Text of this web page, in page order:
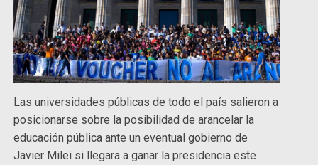
Las universidades públicas de todo el país salieron a
posicionarse sobre la posibilidad de arancelar la
educación pública ante un eventual gobierno de
Javier Milei si llegara a ganar la presidencia este